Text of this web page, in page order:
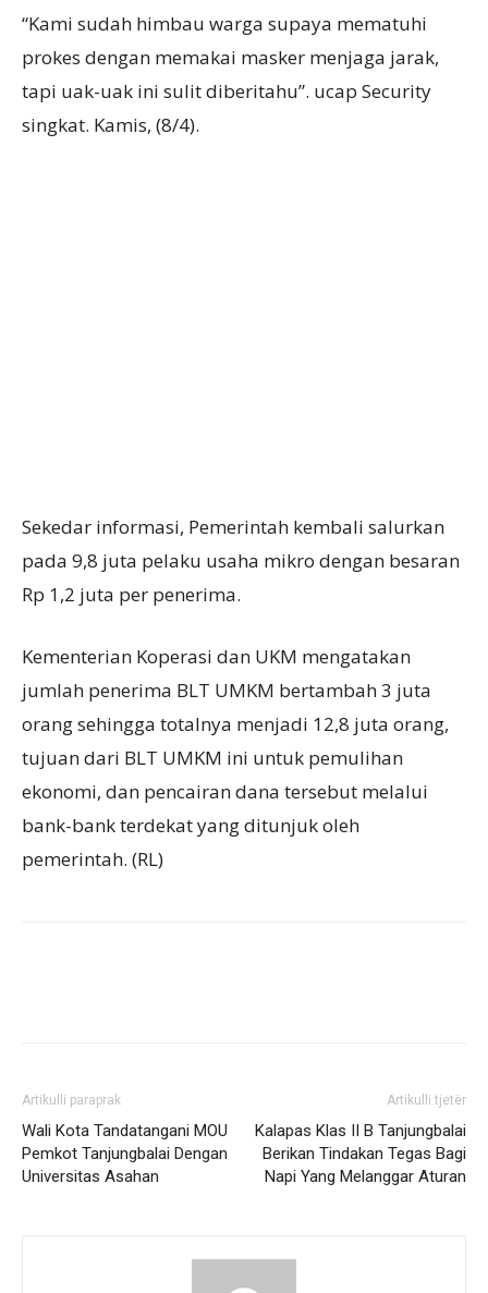
“Kami sudah himbau warga supaya mematuhi
prokes dengan memakai masker menjaga jarak,
tapi uak-uak ini sulit diberitahu”. ucap Security
singkat. Kamis, (8/4).
Sekedar informasi, Pemerintah kembali salurkan
pada 9,8 juta pelaku usaha mikro dengan besaran
Rp 1,2 juta per penerima.
Kementerian Koperasi dan UKM mengatakan
jumlah penerima BLT UMKM bertambah 3 juta
orang sehingga totalnya menjadi 12,8 juta orang,
tujuan dari BLT UMKM ini untuk pemulihan
ekonomi, dan pencairan dana tersebut melalui
bank-bank terdekat yang ditunjuk oleh
pemerintah. (RL)
Artikulli paraprak
Wali Kota Tandatangani MOU
Pemkot Tanjungbalai Dengan
Universitas Asahan
Artikulli tjetër
Kalapas Klas II B Tanjungbalai
Berikan Tindakan Tegas Bagi
Napi Yang Melanggar Aturan